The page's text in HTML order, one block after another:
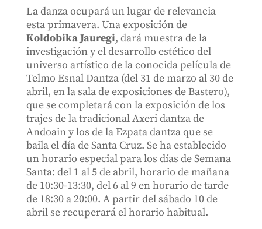
La danza ocupará un lugar de relevancia
esta primavera. Una exposición de
Koldobika Jauregi, dará muestra de la
investigación y el desarrollo estético del
universo artístico de la conocida película de
Telmo Esnal Dantza (del 31 de marzo al 30 de
abril, en la sala de exposiciones de Bastero),
que se completará con la exposición de los
trajes de la tradicional Axeri dantza de
Andoain y los de la Ezpata dantza que se
baila el día de Santa Cruz. Se ha establecido
un horario especial para los días de Semana
Santa: del 1 al 5 de abril, horario de mañana
de 10:30-13:30, del 6 al 9 en horario de tarde
de 18:30 a 20:00. A partir del sábado 10 de
abril se recuperará el horario habitual.